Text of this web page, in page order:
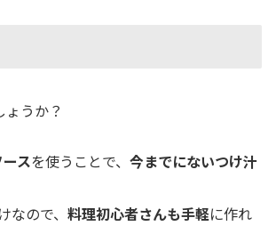
うか？
スを使うことで、今までにないつけ汁
なので、料理初心者さんも手軽に作れ